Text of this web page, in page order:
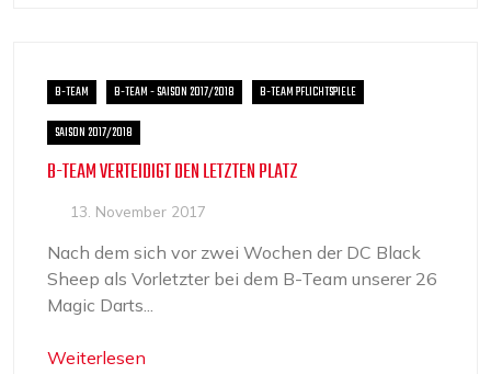
B-TEAM B-TEAM - SAISON 2017/2018 B-TEAM PFLICHTSPIELE
SAISON 2017/2018
B-TEAM VERTEIDIGT DEN LETZTEN PLATZ
13. November 2017
Nach dem sich vor zwei Wochen der DC Black
Sheep als Vorletzter bei dem B-Team unserer 26
Magic Darts...
Weiterlesen